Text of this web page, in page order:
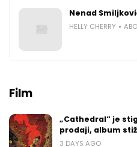
Nenad
HELLY CHERRY
Film
„Cathedral“ je
prodaji, album
3 DAYS AGO